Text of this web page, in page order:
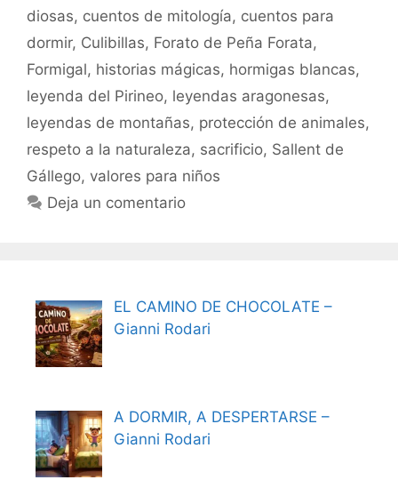
diosas, cuentos de mitología, cuentos para
dormir, Culibillas, Forato de Peña Forata,
Formigal, historias mágicas, hormigas blancas,
leyenda del Pirineo, leyendas aragonesas,
leyendas de montañas, protección de animales,
respeto a la naturaleza, sacrificio, Sallent de
Gállego, valores para niños
Deja un comentario
EL CAMINO DE CHOCOLATE –
Gianni Rodari
A DORMIR, A DESPERTARSE –
Gianni Rodari